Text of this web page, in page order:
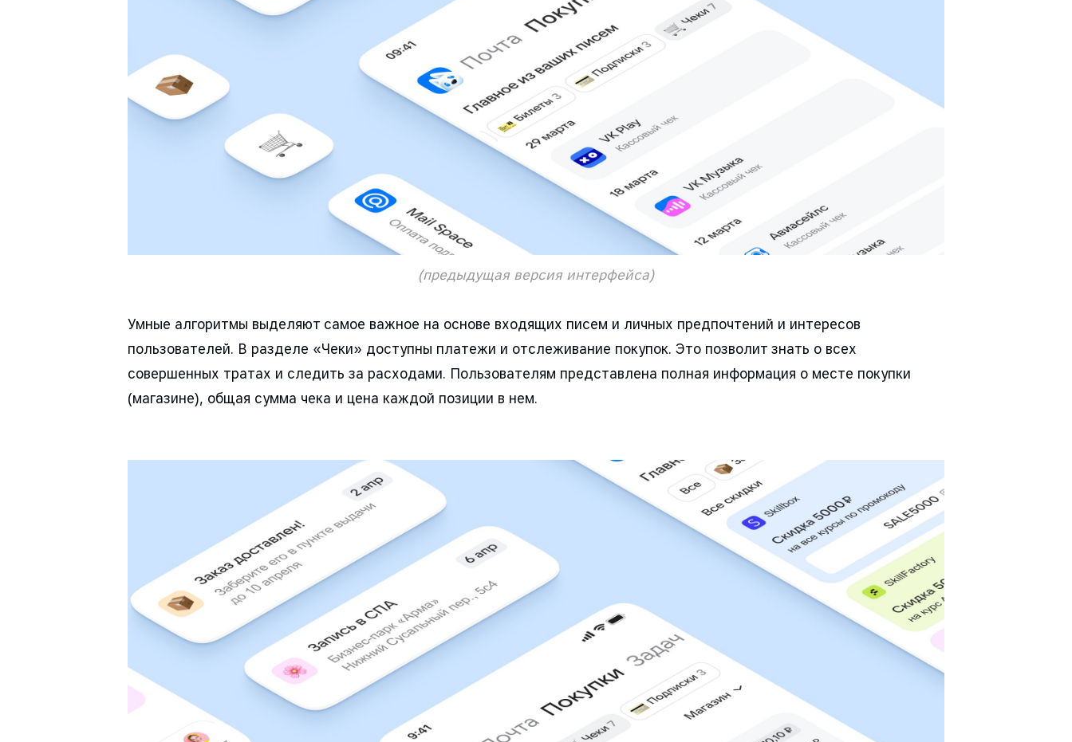
(предыдущая версия интерфейса)
Умные алгоритмы выделяют самое важное на основе входящих писем и личных предпочтений и интересов
пользователей. В разделе «Чеки» доступны платежи и отслеживание покупок. Это позволит знать о всех
совершенных тратах и следить за расходами. Пользователям представлена полная информация о месте покупки
(магазине), общая сумма чека и цена каждой позиции в нем.